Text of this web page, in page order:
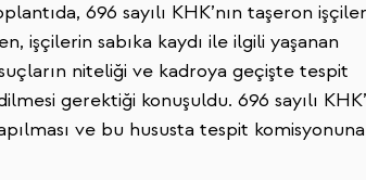
696 sayılı KHK’nın taşeron
işçilerin sabıka kaydı ile ilgili yaşanan
niteliği ve kadroya geçişte tespit
gerektiği konuşuldu. 696 sayılı
ve bu hususta tespit komisyonuna